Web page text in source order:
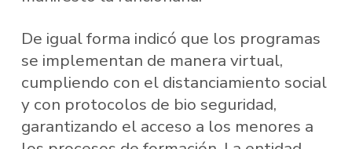
De igual forma indicó que los programas
se implementan de manera virtual,
cumpliendo con el distanciamiento social
y con protocolos de bio seguridad,
garantizando el acceso a los menores a